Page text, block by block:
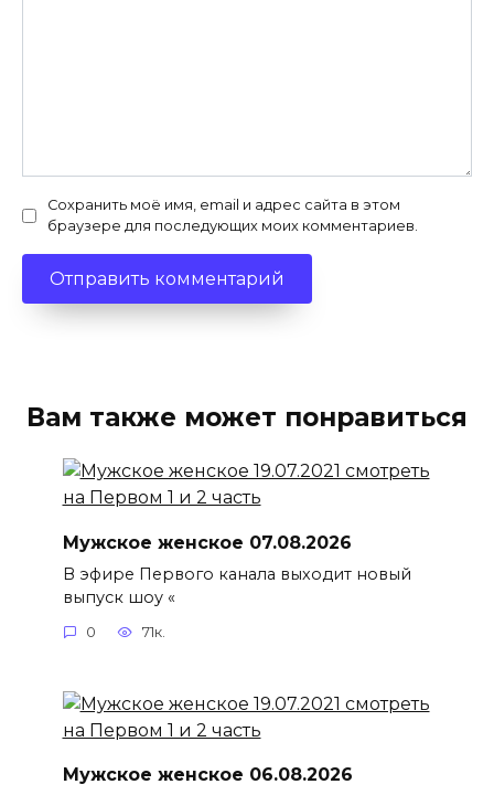
Сохранить моё имя, email и адрес сайта в этом
браузере для последующих моих комментариев.
Вам также может понравиться
Мужское женское 07.08.2026
В эфире Первого канала выходит новый
выпуск шоу «
0 71к.
Мужское женское 06.08.2026